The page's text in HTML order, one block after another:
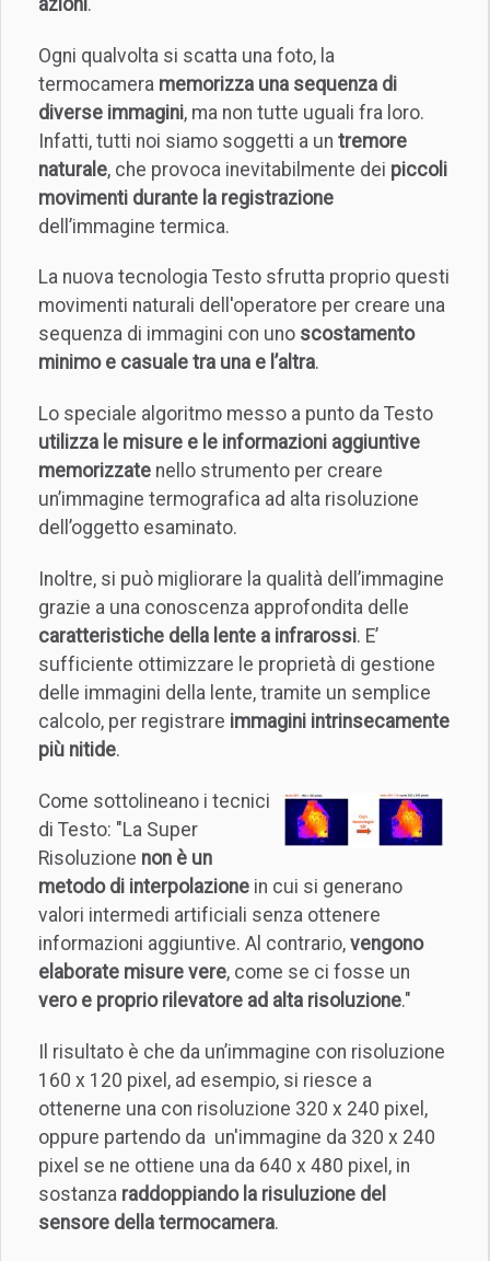
Ogni qualvolta si scatta una foto, la
termocamera memorizza una sequenza di
diverse immagini, ma non tutte uguali fra loro.
Infatti, tutti noi siamo soggetti a un tremore
naturale, che provoca inevitabilmente dei piccoli
movimenti durante la registrazione
dell’immagine termica.
La nuova tecnologia Testo sfrutta proprio questi
movimenti naturali dell'operatore per creare una
sequenza di immagini con uno scostamento
minimo e casuale tra una e l’altra.
Lo speciale algoritmo messo a punto da Testo
utilizza le misure e le informazioni aggiuntive
memorizzate nello strumento per creare
un’immagine termografica ad alta risoluzione
dell’oggetto esaminato.
Inoltre, si può migliorare la qualità dell’immagine
grazie a una conoscenza approfondita delle
caratteristiche della lente a infrarossi. E’
sufficiente ottimizzare le proprietà di gestione
delle immagini della lente, tramite un semplice
calcolo, per registrare immagini intrinsecamente
più nitide.
Come sottolineano i tecnici
di Testo: "La Super
Risoluzione non è un
metodo di interpolazione in cui si generano
valori intermedi artificiali senza ottenere
informazioni aggiuntive. Al contrario, vengono
elaborate misure vere, come se ci fosse un
vero e proprio rilevatore ad alta risoluzione."
Il risultato è che da un’immagine con risoluzione
160 x 120 pixel, ad esempio, si riesce a
ottenerne una con risoluzione 320 x 240 pixel,
oppure partendo da un'immagine da 320 x 240
pixel se ne ottiene una da 640 x 480 pixel, in
sostanza raddoppiando la risuluzione del
sensore della termocamera.